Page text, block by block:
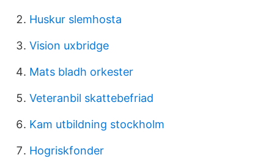
Huskur slemhosta
Vision uxbridge
Mats bladh orkester
Veteranbil skattebefriad
Kam utbildning stockholm
Hogriskfonder